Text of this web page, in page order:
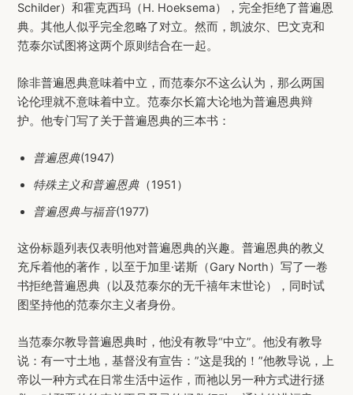
Schilder）和霍克西玛（H. Hoeksema），完全拒绝了普遍恩
典。其他人似乎完全忽略了对立。然而，凯波尔、巴文克和
范泰尔试图将这两个原则结合在一起。
除非普遍恩典意味着中立，而范泰尔不这么认为，那么两国
论伦理就不意味着中立。范泰尔长篇大论地为普遍恩典辩
护。他专门写了关于普遍恩典的三本书：
普遍恩典(1947)
特殊主义和普遍恩典 （1951）
普遍恩典与福音(1977)
这份标题列表仅表明他对普遍恩典的兴趣。普遍恩典的教义
充斥着他的著作，以至于加里·诺斯（Gary North）写了一卷
书拒绝普遍恩典（以及范泰尔的无千禧年末世论），同时试
图坚持他的范泰尔主义者身份。
当范泰尔教导普遍恩典时，他没有教导“中立”。他没有教导
说：有一寸土地，基督没有宣告：”这是我的！”他教导说，上
帝以一种方式在日常生活中运作，而祂以另一种方式进行拯